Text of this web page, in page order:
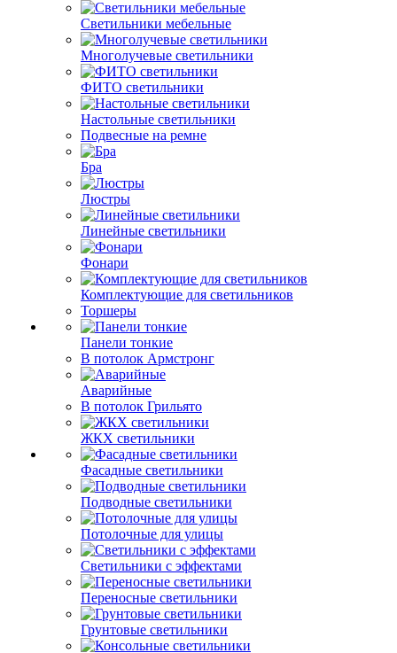
Светильники мебельные
Многолучевые светильники
ФИТО светильники
Настольные светильники
Подвесные на ремне
Бра
Люстры
Линейные светильники
Фонари
Комплектующие для светильников
Торшеры
Панели тонкие
В потолок Армстронг
Аварийные
В потолок Грильято
ЖКХ светильники
Фасадные светильники
Подводные светильники
Потолочные для улицы
Светильники с эффектами
Переносные светильники
Грунтовые светильники